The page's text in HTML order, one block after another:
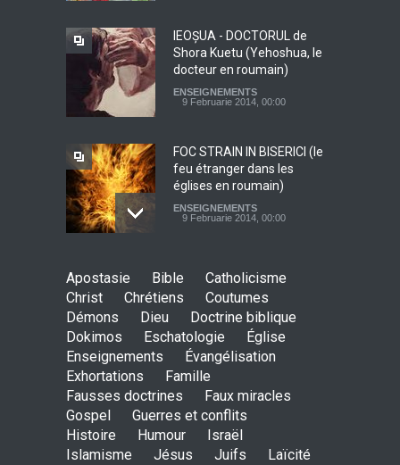
IEOŞUA - DOCTORUL de
Shora Kuetu (Yehoshua, le
docteur en roumain)
ENSEIGNEMENTS
9 Februarie 2014, 00:00
FOC STRAIN IN BISERICI (le
feu étranger dans les
églises en roumain)
ENSEIGNEMENTS
9 Februarie 2014, 00:00
Shora KUETU (Dieu notre
père en roumain)
ENSEIGNEMENTS
9 Februarie 2014, 00:00
Apostasie Bible
Catholicisme
Christ
Chrétiens
Coutumes
Démons
Dieu
Doctrine biblique
Dokimos
Eschatologie
Église
Enseignements
Évangélisation
Exhortations
Famille
Fausses doctrines
Faux miracles
Gospel
Guerres et conflits
Histoire
Humour
Israël
Islamisme
Jésus Juifs
Laïcité